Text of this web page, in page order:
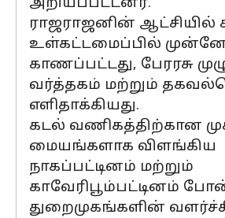
ராஜராஜனின் ஆட்சியில்
உள்கட்டமைப்பில்
காணப்பட்டது, பேரரசு
வர்த்தகம் மற்றும்
எளிதாக்கியது.
கடல் வணிகத்திற்கான
மையங்களாக விளங்கிய
நாகப்பட்டினம் மற்றும்
காவேரிபூம்பட்டினம்
துறைமுகங்களின்